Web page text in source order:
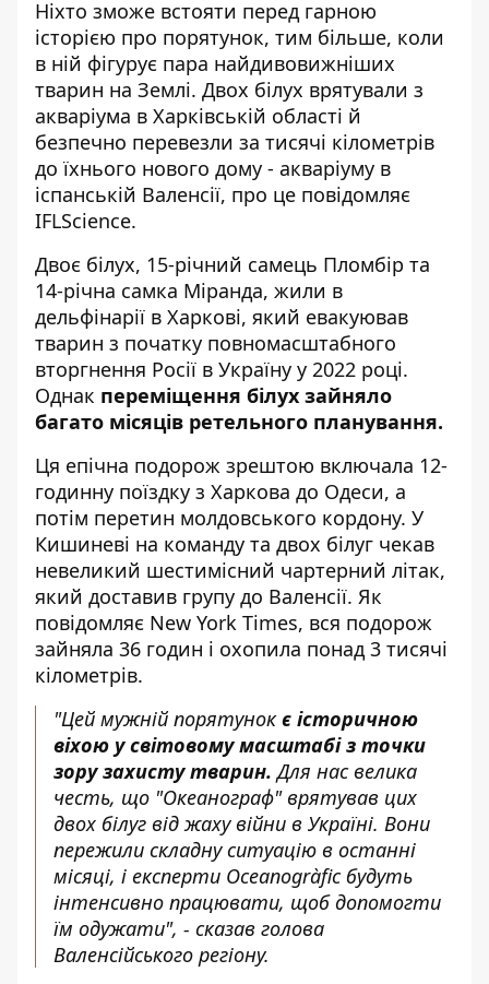
Ніхто зможе встояти перед гарною
історією про порятунок, тим більше, коли
в ній фігурує пара найдивовижніших
тварин на Землі. Двох білух врятували з
акваріума в Харківській області й
безпечно перевезли за тисячі кілометрів
до їхнього нового дому - акваріуму в
іспанській Валенсії, про це повідомляє
IFLScience.
Двоє білух, 15-річний самець Пломбір та
14-річна самка Міранда, жили в
дельфінарії в Харкові, який евакуював
тварин з початку повномасштабного
вторгнення Росії в Україну у 2022 році.
Однак переміщення білух зайняло
багато місяців ретельного планування.
Ця епічна подорож зрештою включала 12-
годинну поїздку з Харкова до Одеси, а
потім перетин молдовського кордону. У
Кишиневі на команду та двох білуг чекав
невеликий шестимісний чартерний літак,
який доставив групу до Валенсії. Як
повідомляє New York Times, вся подорож
зайняла 36 годин і охопила понад 3 тисячі
кілометрів.
"Цей мужній порятунокє історичною
віхою у світовому масштабі з точки
зору захисту тварин. Для нас велика
честь, що "Океанограф" врятував цих
двох білуг від жаху війни в Україні. Вони
пережили складну ситуацію в останні
місяці, і експерти Oceanogràfic будуть
інтенсивно працювати, щоб допомогти
їм одужати", - сказав голова
Валенсійського регіону.